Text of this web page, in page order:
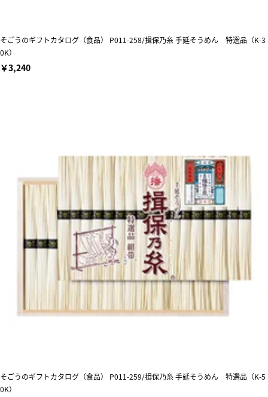
そごうのギフトカタログ（食品） P011-258/揖保乃糸 手延そうめん 特選品（K-3
0K）
￥3,240
そごうのギフトカタログ（食品） P011-259/揖保乃糸 手延そうめん 特選品（K-5
0K）